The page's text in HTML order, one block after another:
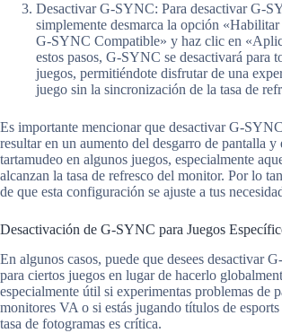
Desactivar G-SYNC: Para desactivar G-
simplemente desmarca la opción
G-SYNC Compatible» y haz clic en
estos pasos, G-SYNC se desactivará para
juegos, permitiéndote disfrutar de una
juego sin la sincronización de la tasa de
Es importante mencionar que desactivar G-
resultar en un aumento del desgarro de pantalla y
tartamudeo en algunos juegos, especialmente
alcanzan la tasa de refresco del monitor. Por lo
de que esta configuración se ajuste a tus
Desactivación de G-SYNC para Juegos
En algunos casos, puede que desees desactivar
para ciertos juegos en lugar de hacerlo
especialmente útil si experimentas problemas de
monitores VA o si estás jugando títulos de
tasa de fotogramas es crítica.